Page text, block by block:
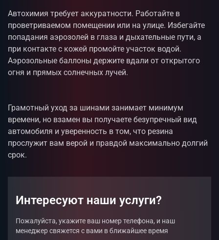
Автохимия требует аккуратности. Работайте в
проветриваемом помещении или на улице. Избегайте
попадания аэрозолей в глаза и дыхательные пути, а
при контакте с кожей промойте участок водой.
Аэрозольные баллоны держите вдали от открытого
огня и прямых солнечных лучей.
Грамотный уход за шинами занимает минимум
времени, но взамен вы получаете безупречный вид
автомобиля и уверенность в том, что резина
прослужит вам верой и правдой максимально долгий
срок.
Интересуют наши услуги?
Пожалуйста, укажите ваш номер телефона, и наш
менеджер свяжется с вами в ближайшее время